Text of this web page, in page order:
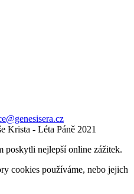
Krista - Léta Páně 2021
poskytli nejlepší online zážitek.
cookies používáme, nebo jejich